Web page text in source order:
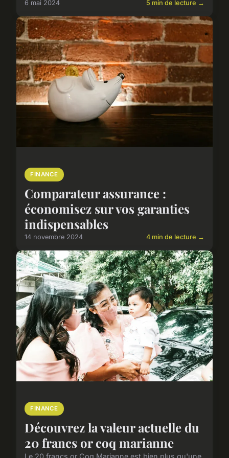
6 mai 2024 5 min de lecture →
FINANCE
Comparateur assurance :
économisez sur vos garanties
indispensables
14 novembre 2024 4 min de lecture →
FINANCE
Découvrez la valeur actuelle du
20 francs or coq marianne
Le 20 francs or Coq Marianne est bien plus qu'une